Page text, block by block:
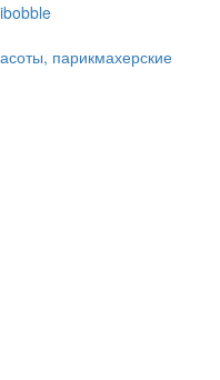
парикмахерские